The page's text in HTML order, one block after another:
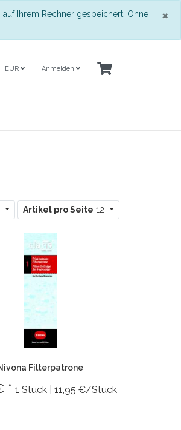
×
Ihrem Rechner gespeichert. Ohne
EUR Anmelden
Artikel pro Seite 12
Filterpatrone
* 1 Stück | 11,95 €/Stück